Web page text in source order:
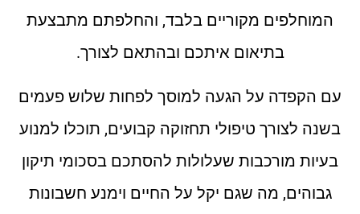
המוחלפים מקוריים בלבד, והחלפתם מתבצעת
בתיאום איתכם ובהתאם לצורך.
עם הקפדה על הגעה למוסך לפחות שלוש פעמים
בשנה לצורך טיפולי תחזוקה קבועים, תוכלו למנוע
בעיות מורכבות שעלולות להסתכם בסכומי תיקון
גבוהים, מה שגם יקל על החיים וימנע חשבונות